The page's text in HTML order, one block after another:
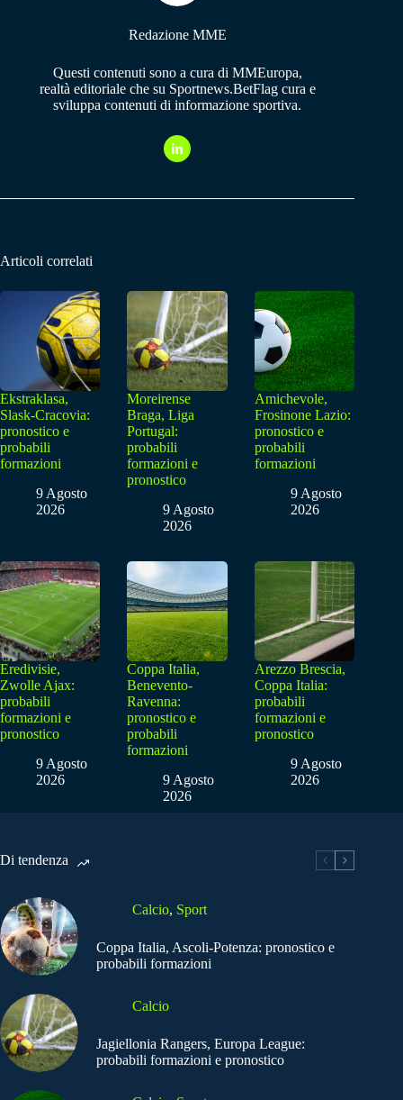
Redazione MME
Questi contenuti sono a cura di MMEuropa,
realtà editoriale che su Sportnews.BetFlag cura e
sviluppa contenuti di informazione sportiva.
Articoli correlati
Ekstraklasa,
Slask-Cracovia:
pronostico e
probabili
formazioni
9 Agosto
2026
Moreirense
Braga, Liga
Portugal:
probabili
formazioni e
pronostico
9 Agosto
2026
Amichevole,
Frosinone Lazio:
pronostico e
probabili
formazioni
9 Agosto
2026
Eredivisie,
Zwolle Ajax:
probabili
formazioni e
pronostico
9 Agosto
2026
Coppa Italia,
Benevento-
Ravenna:
pronostico e
probabili
formazioni
9 Agosto
2026
Arezzo Brescia,
Coppa Italia:
probabili
formazioni e
pronostico
9 Agosto
2026
Di tendenza
Calcio, Sport
Coppa Italia, Ascoli-Potenza: pronostico e
probabili formazioni
Calcio
Jagiellonia Rangers, Europa League:
probabili formazioni e pronostico